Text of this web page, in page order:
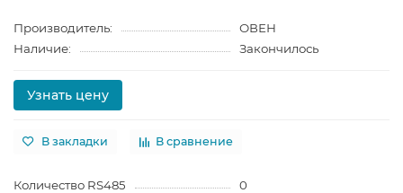
Производитель:
ОВЕН
Наличие:
Закончилось
Узнать цену
В закладки В сравнение
Количество RS485
0